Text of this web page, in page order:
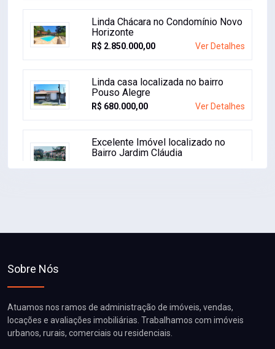
JARDIM SANTOS REIS -
PIRACAIA/SP
R$ 199.000,00 Ver Detalhes
Linda Chácara no Condomínio Novo
Horizonte
R$ 2.850.000,00 Ver Detalhes
Linda casa localizada no bairro
Pouso Alegre
Sobre Nós
Atuamos nos ramos de administração de imóveis, vendas,
locações e avaliações imobiliárias. Trabalhamos com imóveis
urbanos, rurais, comerciais ou residenciais.